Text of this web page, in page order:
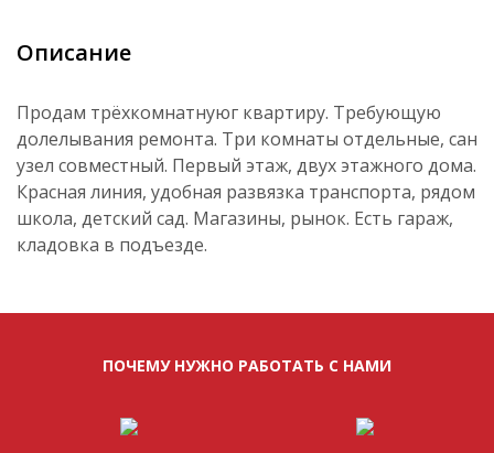
Описание
Продам трёхкомнатнуюг квартиру. Требующую
долелывания ремонта. Три комнаты отдельные, сан
узел совместный. Первый этаж, двух этажного дома.
Красная линия, удобная развязка транспорта, рядом
школа, детский сад. Магазины, рынок. Есть гараж,
кладовка в подъезде.
ПОЧЕМУ НУЖНО РАБОТАТЬ С НАМИ